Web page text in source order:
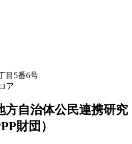
目5番6号
ア
自治体公民連携研究
財団）